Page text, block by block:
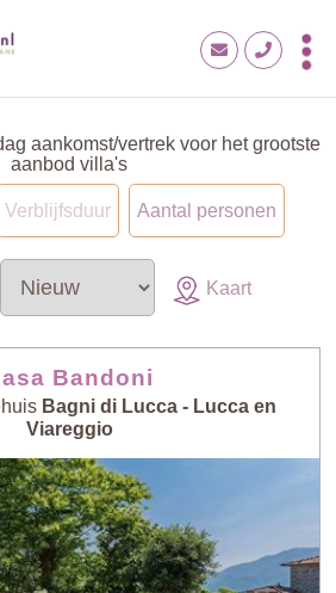
aankomst/vertrek voor het grootste
aanbod villa's
Verblijfsduur Aantal personen
Kaart
Bandoni
Bagni di Lucca - Lucca en
Viareggio